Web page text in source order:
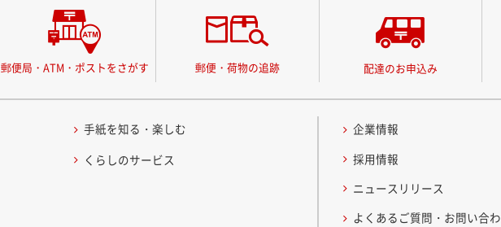
郵便局・ATM・ポストをさがす 郵便・荷物の追跡 配達のお申込み
手紙を知る・楽しむ
くらしのサービス
企業情報
採用情報
ニュースリリース
よくあるご質問・お問い合